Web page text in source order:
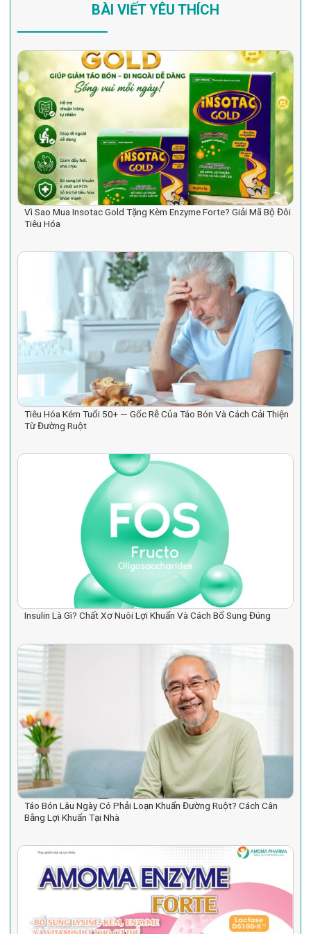
BÀI VIẾT YÊU THÍCH
Vì Sao Mua Insotac Gold Tặng Kèm Enzyme Forte? Giải Mã Bộ Đôi
Tiêu Hóa
Tiêu Hóa Kém Tuổi 50+ — Gốc Rễ Của Táo Bón Và Cách Cải Thiện
Từ Đường Ruột
Insulin Là Gì? Chất Xơ Nuôi Lợi Khuẩn Và Cách Bổ Sung Đúng
Táo Bón Lâu Ngày Có Phải Loạn Khuẩn Đường Ruột? Cách Cân
Bằng Lợi Khuẩn Tại Nhà